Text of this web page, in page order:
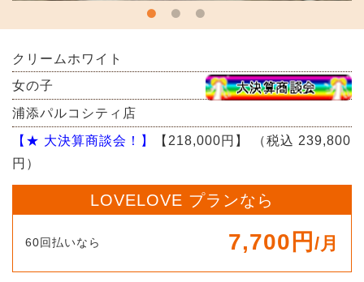
クリームホワイト
女の子
浦添パルコシティ店
【★ 大決算商談会！】
【218,000円】
（税込 239,800
円）
LOVELOVE プランなら
60回払いなら 7,700円 /月